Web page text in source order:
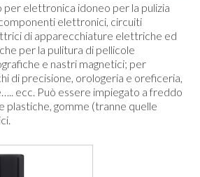
elettronica idoneo per la pulizia
elettronici, circuiti
di apparecchiature elettriche ed
per la pulitura di pellicole
e nastri magnetici; per
di precisione, orologeria e oreficeria,
ecc. Può essere impiegato a freddo
plastiche, gomme (tranne quelle